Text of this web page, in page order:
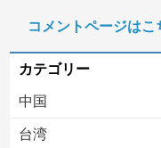
世界でバズったス
コメントページはこ
カテゴリー
中国
台湾